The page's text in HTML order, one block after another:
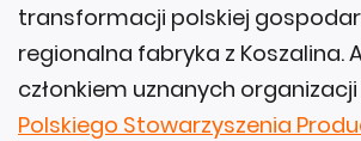
transformacji polskiej
regionalna fabryka z Koszalina.
członkiem uznanych
Polskiego Stowarzyszenia